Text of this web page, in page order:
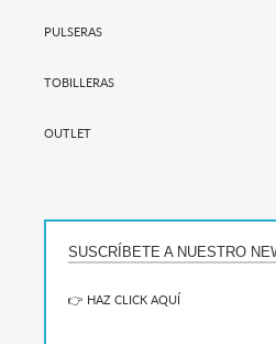
PULSERAS
TOBILLERAS
OUTLET
SUSCRÍBETE A NUESTRO
👉 HAZ CLICK AQUÍ